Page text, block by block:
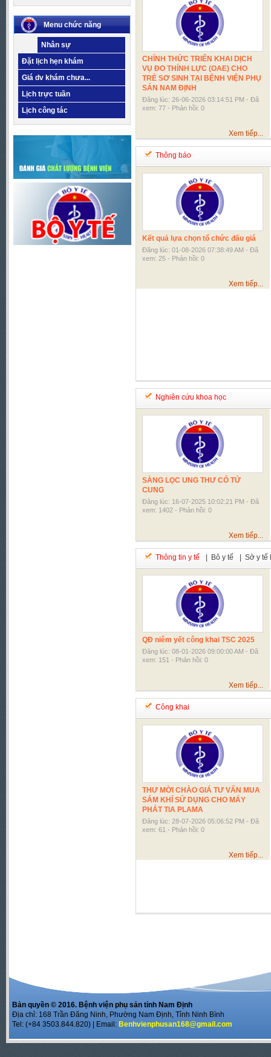
Menu chức năng
Nhân sự
Đặt lịch hẹn khám
Giá dv khám chưa...
Lịch trực tuần
Lịch công tác
CHÍNH THỨC TRIỂN KHAI DỊCH
VỤ ĐO THÍNH LỰC (OAE) CHO
TRẺ SƠ SINH TẠI BỆNH VIỆN PHỤ
SẢN NAM ĐỊNH
Đăng lúc: 26-06-2026 03:14:51 PM - Đã
xem: 77 - Phản hồi: 0
Xem tiếp...
Thông báo
Kết quả lựa chọn tổ chức đấu giá
Đăng lúc: 01-08-2026 07:38:49 AM - Đã
xem: 25 - Phản hồi: 0
Xem tiếp...
Nghiên cứu khoa học
SÀNG LỌC UNG THƯ CỔ TỬ
CUNG
Đăng lúc: 16-07-2025 10:02:21 PM - Đã
xem: 1402 - Phản hồi: 0
Xem tiếp...
Thông tin y tế | Bô y tế | Sở y tế
QĐ niêm yết công khai TSC 2025
Đăng lúc: 08-01-2026 09:00:00 AM - Đã
xem: 151 - Phản hồi: 0
Xem tiếp...
Công khai
THƯ MỜI CHÀO GIÁ TƯ VẤN MUA
SẮM KHÍ SỬ DỤNG CHO MÁY
PHÁT TIA PLAMA
Đăng lúc: 28-07-2026 05:06:52 PM - Đã
xem: 61 - Phản hồi: 0
Xem tiếp...
Bản quyền © 2016. Bệnh viện phụ sản tỉnh Nam Định
Địa chỉ: 168 Trần Đăng Ninh, Phường Nam Định, Tỉnh Ninh Bình
Tel: (+84 3503.844.820) | Email: Benhvienphusan168@gmail.com